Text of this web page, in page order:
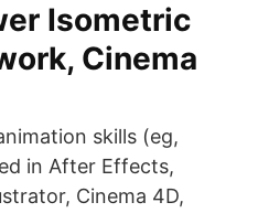
Isometric
Cinema
skills (eg,
in After Effects,
Cinema 4D,